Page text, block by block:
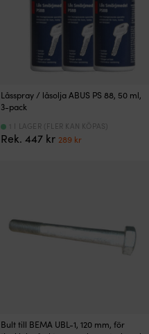
Låsspray / låsolja ABUS PS 88, 50 ml,
3-pack
Rek.447 kr Det
289 krDet
1 I LAGER (FLER KAN KÖPAS)
Bult till BEMA UBL-1, 120 mm, för